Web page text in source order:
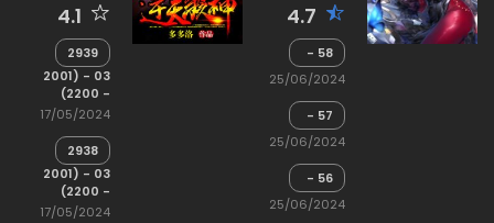
4.7
58 -
الندم
(2)
25/06/2024
57 -
الندم
(1)
25/06/2024
56 -
الموت
25/06/2024
4.1
2939
03 - (2001
- 2200)
17/05/2024
2938
03 - (2001
- 2200)
17/05/2024